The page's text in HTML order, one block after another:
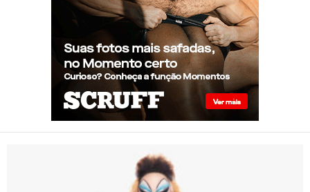
Presença de Shangela faz
estrelas de RuPaul’s Drag
Race abandonarem festa de
aniversário de Kennedy
Davenport
Divine em espetáculo Off-
Broadway que estreia em